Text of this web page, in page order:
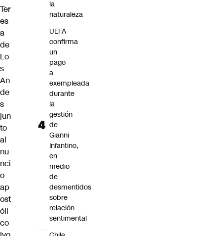
Ter
es
a
de
Lo
s
An
de
s
jun
to
al
nu
nci
o
ap
ost
óli
co
la
naturaleza
UEFA
confirma
un
pago
a
exempleada
durante
la
gestión
de
Gianni
Infantino,
en
medio
de
desmentidos
sobre
relación
sentimental